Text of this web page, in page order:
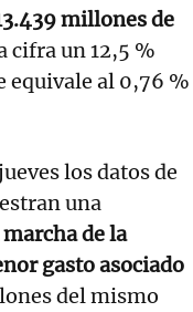
millones de
cifra un 12,5 %
equivale al 0,76 %
los datos de
una
de la
gasto asociado
del mismo